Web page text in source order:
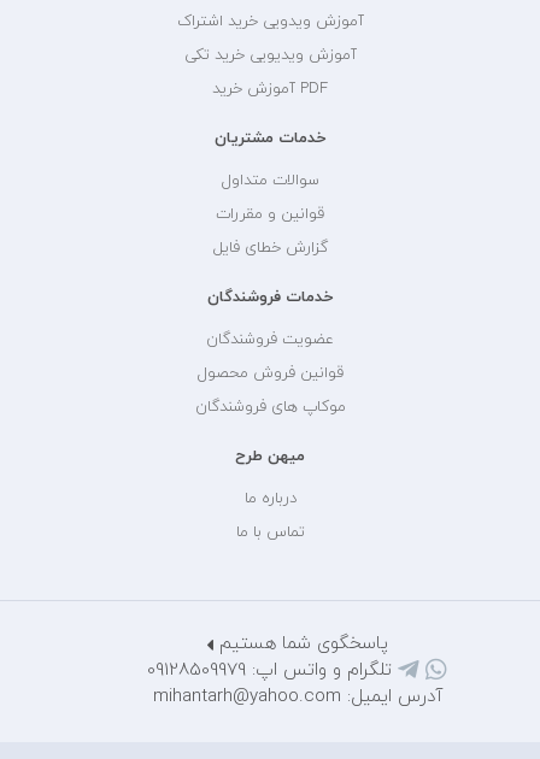
آموزش ویدویی خرید اشتراک
آموزش ویدیویی خرید تکی
PDF آموزش خرید
خدمات مشتریان
سوالات متداول
قوانین و مقررات
گزارش خطای فایل
خدمات فروشندگان
عضویت فروشندگان
قوانین فروش محصول
موکاپ های فروشندگان
میهن طرح
درباره ما
تماس با ما
پاسخگوی شما هستیم
تلگرام و واتس اپ: 09128509979
آدرس ایمیل: mihantarh@yahoo.com